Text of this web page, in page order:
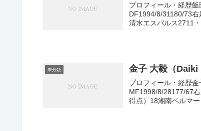
プロフィール・経歴
DF1994/8/31180/73
清水エスパルス2711
未分類 金子 大毅（Daiki
プロフィール・経歴
MF1998/8/28177/67
得点）18湘南ベルマ